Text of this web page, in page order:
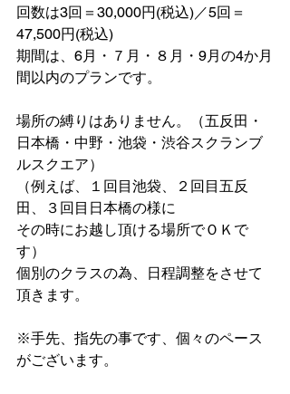
回数は3回＝30,000円(税込)／5回＝
47,500円(税込)
期間は、6月・７月・８月・9月の4か月
間以内のプランです。
場所の縛りはありません。（五反田・
日本橋・中野・池袋・渋谷スクランブ
ルスクエア）
（例えば、１回目池袋、２回目五反
田、３回目日本橋の様に
その時にお越し頂ける場所でＯＫで
す）
個別のクラスの為、日程調整をさせて
頂きます。
※手先、指先の事です、個々のペース
がございます。